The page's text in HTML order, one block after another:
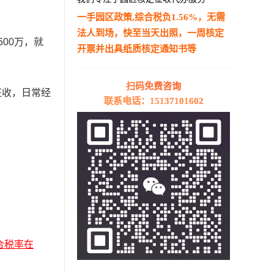
一手园区政策,综合税负1.56%，无需
法人到场，快至当天出照，一周核定
开票并出具纸质核定通知书等
扫码免费咨询
联系电话：15137101602
万，就
，日常经
税率在